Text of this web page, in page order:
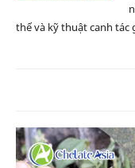
thế và kỹ thuật canh